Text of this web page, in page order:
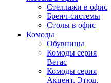
Стеллажи в офис
Бренч-системы
Столы в офис
Комоды
Обувницы
Комоды серия
Вегас
Комоды серия
Акцент, Этюд,